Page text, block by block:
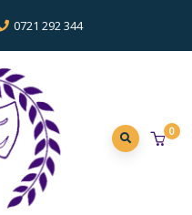
0721 292 344
0